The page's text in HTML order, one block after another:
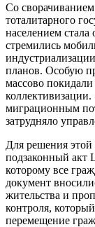
Со
тоталитарного
населением
стремились
планов. Особую
массово
миграционным
затрудняло
Для решения
подзаконный
которому все
документ
жительства и
контроля,
перемещение